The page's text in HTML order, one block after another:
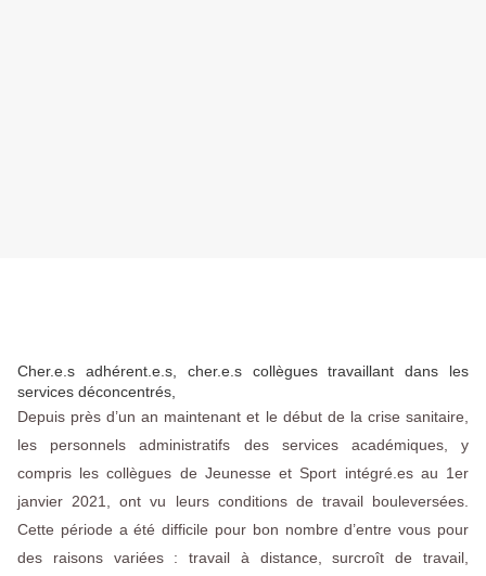
Cher.e.s adhérent.e.s, cher.e.s collègues travaillant dans les
services déconcentrés,
Depuis près d’un an maintenant et le début de la crise sanitaire,
les personnels administratifs des services académiques, y
compris les collègues de Jeunesse et Sport intégré.es au 1er
janvier 2021, ont vu leurs conditions de travail bouleversées.
Cette période a été difficile pour bon nombre d’entre vous pour
des raisons variées : travail à distance, surcroît de travail,